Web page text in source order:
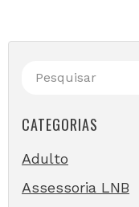
CATEGORIAS
Adulto
Assessoria LNB